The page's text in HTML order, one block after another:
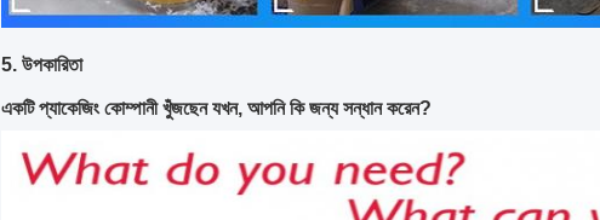
5. উপকারিতা
একটি প্যাকেজিং কোম্পানী খুঁজছেন যখন, আপনি কি জন্য সন্ধান করেন?